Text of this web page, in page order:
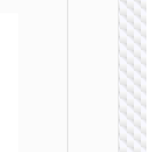
U138
一充电
线
Type-
USB
Type-
LED
选
择
这
些
选
项
选
择
这
些
选
项
选
择
这
些
选
项
选
择
这
些
选
项
选
择
这
些
选
项
选
择
这
些
选
项